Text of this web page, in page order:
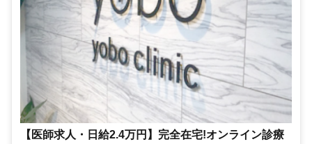
【医師求人・日給2.4万円】完全在宅!オンライン診療